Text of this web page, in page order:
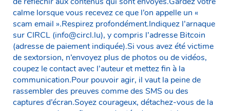
calme lorsque vous recevez ce que l’on appelle un «
scam email ».Respirez profondément.Indiquez l’arnaque
sur CIRCL (info@circl.lu), y compris l’adresse Bitcoin
(adresse de paiement indiquée).Si vous avez été victime
de sextorsion, n’envoyez plus de photos ou de vidéos,
coupez le contact avec l’auteur et mettez fin à la
communication.Pour pouvoir agir, il vaut la peine de
rassembler des preuves comme des SMS ou des
captures d’écran.Soyez courageux, détachez-vous de la